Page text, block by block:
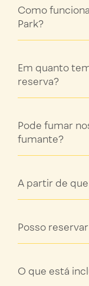
Como
Park?
Em quanto
reserva?
Pode fumar
fumante?
A partir de
Posso
O que está